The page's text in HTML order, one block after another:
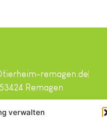
verwaltenvorbehalten.
remagen.de
Remagen